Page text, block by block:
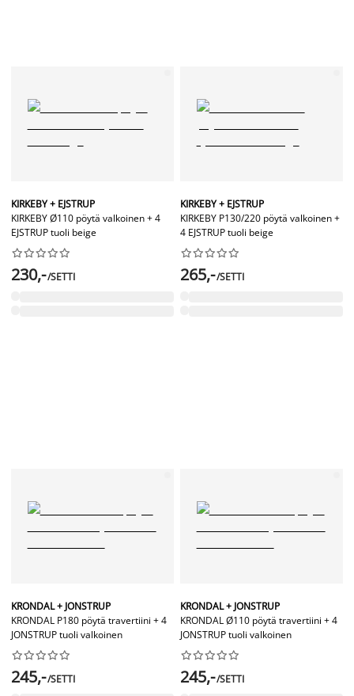
KIRKEBY + EJSTRUP
KIRKEBY Ø110 pöytä valkoinen + 4
EJSTRUP tuoli beige






230,-/SETTI
KIRKEBY + EJSTRUP
KIRKEBY P130/220 pöytä valkoinen +
4 EJSTRUP tuoli beige






265,-/SETTI
KRONDAL + JONSTRUP
KRONDAL P180 pöytä travertiini + 4
JONSTRUP tuoli valkoinen






245,-/SETTI
KRONDAL + JONSTRUP
KRONDAL Ø110 pöytä travertiini + 4
JONSTRUP tuoli valkoinen






245,-/SETTI